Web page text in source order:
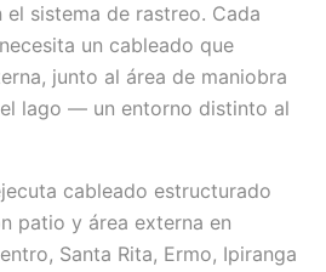
sistema de rastreo. Cada
un cableado que
junto al área de maniobra
lago — un entorno distinto al
cableado estructurado
patio y área externa en
Santa Rita, Ermo, Ipiranga